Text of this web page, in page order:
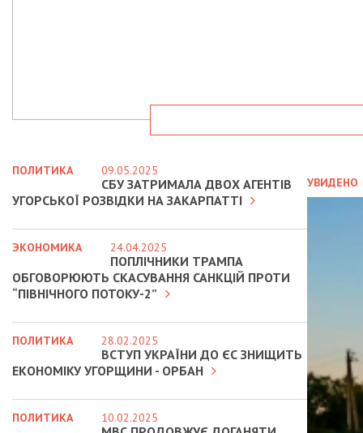
УВИДЕНО
ПОЛИТИКА 09.05.2025
СБУ ЗАТРИМАЛА ДВОХ АГЕНТІВ
УГОРСЬКОЇ РОЗВІДКИ НА ЗАКАРПАТТІ
ЭКОНОМИКА 24.04.2025
ПОПЛІЧНИКИ ТРАМПА
ОБГОВОРЮЮТЬ СКАСУВАННЯ САНКЦІЙ ПРОТИ
“ПІВНІЧНОГО ПОТОКУ-2”
ПОЛИТИКА 28.02.2025
ВСТУП УКРАЇНИ ДО ЄС ЗНИЩИТЬ
ЕКОНОМІКУ УГОРЩИНИ - ОРБАН
ПОЛИТИКА 10.02.2025